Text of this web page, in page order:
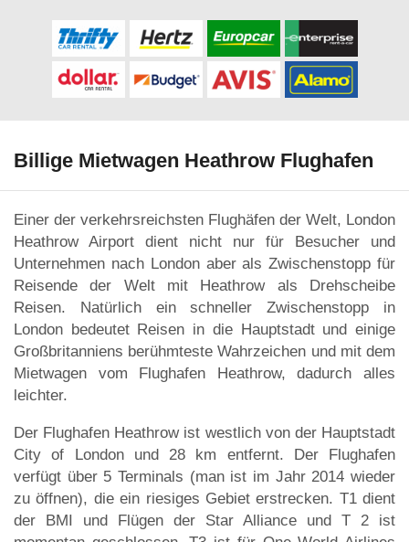
Billige Mietwagen Heathrow Flughafen
Einer der verkehrsreichsten Flughäfen der Welt, London
Heathrow Airport dient nicht nur für Besucher und
Unternehmen nach London aber als Zwischenstopp für
Reisende der Welt mit Heathrow als Drehscheibe
Reisen. Natürlich ein schneller Zwischenstopp in
London bedeutet Reisen in die Hauptstadt und einige
Großbritanniens berühmteste Wahrzeichen und mit dem
Mietwagen vom Flughafen Heathrow, dadurch alles
leichter.
Der Flughafen Heathrow ist westlich von der Hauptstadt
City of London und 28 km entfernt. Der Flughafen
verfügt über 5 Terminals (man ist im Jahr 2014 wieder
zu öffnen), die ein riesiges Gebiet erstrecken. T1 dient
der BMI und Flügen der Star Alliance und T 2 ist